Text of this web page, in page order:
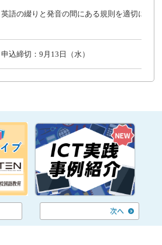
英語の綴りと発音の間にある規則を適切に指
申込締切：9月13日（水）
次へ